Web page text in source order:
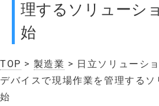
理するソリューシ
始
TOP > 製造業 > 日立ソリューシ
デバイスで現場作業を管理する
始